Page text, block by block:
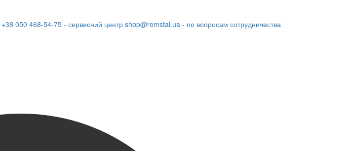
+38 050 468-54-75 - сервисний центр shop@romstal.ua - по вопросам сотрудничества